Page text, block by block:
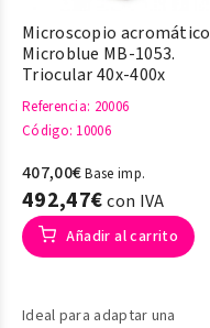
Microscopio acromático
Microblue MB-1053.
Triocular 40x-400x
Referencia: 20006
Código: 10006
407,00€Base imp.
492,47€con IVA
Añadir al carrito
Ideal para adaptar una